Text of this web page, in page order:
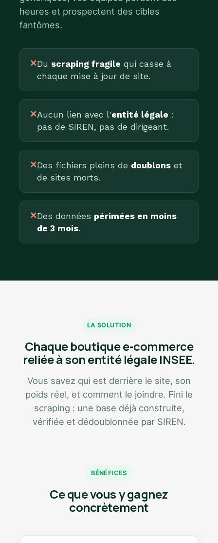
heures et prospectent des cibles
fantômes.
✕Du scraping fragile qui casse à
chaque mise à jour de site.
✕Aucun lien avec l'entité légale :
pas de SIREN, pas de dirigeant.
✕Des fichiers pleins de doublons et
de sites morts.
✕Des données périmées en moins
de 3 mois.
LA SOLUTION
Chaque boutique e-commerce
reliée à son entité légale INSEE.
Vous savez qui est derrière le site, son
poids réel, et comment le joindre. Fini le
scraping : une base déjà construite,
vérifiée et dédoublonnée par SIREN.
BÉNÉFICES
Ce que vous y gagnez
concrètement